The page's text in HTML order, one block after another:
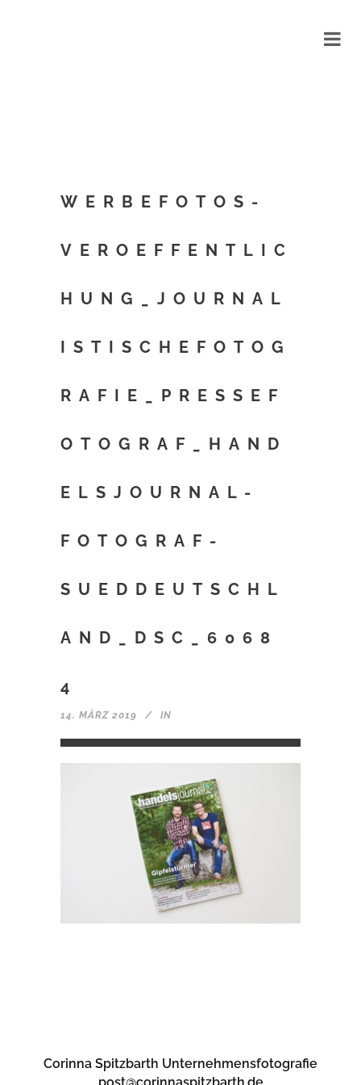
WERBEFOTOS-
VEROEFFENTLIC
HUNG_JOURNAL
ISTISCHEFOTOG
RAFIE_PRESSEF
OTOGRAF_HAND
ELSJOURNAL-
FOTOGRAF-
SUEDDEUTSCHL
AND_DSC_6068
4
14. MÄRZ 2019 IN
Corinna Spitzbarth Unternehmensfotografie
post@corinnaspitzbarth.de